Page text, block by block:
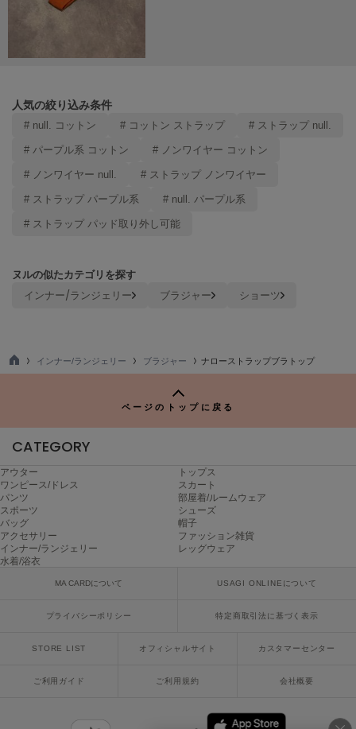
ミュシャ
ニューバランス
NIKE
ナイキ
On
オン
Onitsuka Tiger
オニツカ タイガー
ORGUE
オルグ
PATRICK
人気の絞り込み条件
# null. コットン # コットン ストラップ # ストラップ null.
# パープル系 コットン # ノンワイヤー コットン
# ノンワイヤー null. # ストラップ ノンワイヤー
# ストラップ パープル系 # null. パープル系
# ストラップ パッド取り外し可能
ヌルの似たカテゴリを探す
インナー/ランジェリー ブラジャー ショーツ
TO
インナー/ランジェリー ブラジャー ナローストラップブラトップ
ページのトップに戻る
CATEGORY
アウター
トップス
ワンピース/ドレス
スカート
パンツ
部屋着/ルームウェア
スポーツ
シューズ
バッグ
帽子
アクセサリー
ファッション雑貨
インナー/ランジェリー
レッグウェア
水着/浴衣
MA CARDについて USAGI ONLINEについて
プライバシーポリシー 特定商取引法に基づく表示
STORE LIST オフィシャルサイト カスタマーセンター
ご利用ガイド ご利用規約 会社概要